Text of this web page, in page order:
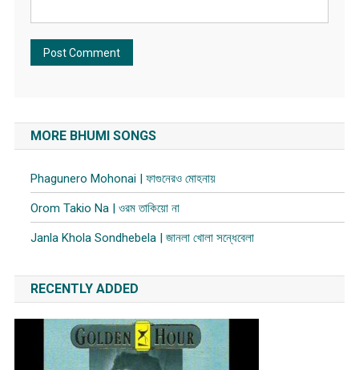
MORE BHUMI SONGS
Phagunero Mohonai | ফাগুনেরও মোহনায়
Orom Takio Na | ওরম তাকিয়ো না
Janla Khola Sondhebela | জানলা খোলা সন্ধেবেলা
RECENTLY ADDED